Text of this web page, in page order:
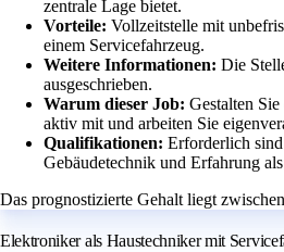
zentrale Lage bietet.
Vorteile: Vollzeitstelle mit
einem Servicefahrzeug.
Weitere Informationen: Die
ausgeschrieben.
Warum dieser Job: Gestalten
aktiv mit und arbeiten Sie
Qualifikationen: Erforderlich
Gebäudetechnik und Erfahrung
Das prognostizierte Gehalt liegt
Elektroniker als Haustechniker mit